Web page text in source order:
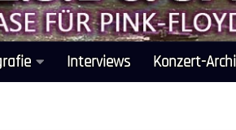
Interviews Konzert-